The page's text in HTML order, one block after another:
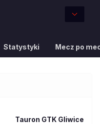
Statystyki Mecz po
Tauron GTK Gliwice